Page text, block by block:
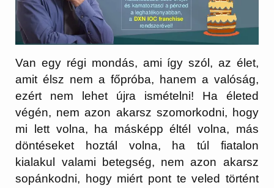
Van egy régi mondás, ami így szól, az élet,
amit élsz nem a főpróba, hanem a valóság,
ezért nem lehet újra ismételni! Ha életed
végén, nem azon akarsz szomorkodni, hogy
mi lett volna, ha másképp éltél volna, más
döntéseket hoztál volna, ha túl fiatalon
kialakul valami betegség, nem azon akarsz
sopánkodni, hogy miért pont te veled történt